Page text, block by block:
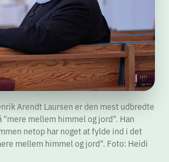
Arendt Laursen er den mest udbredte
"mere mellem himmel og jord". Han
netop har noget at fylde ind i det
mellem himmel og jord". Foto: Heidi